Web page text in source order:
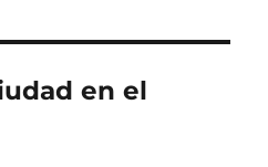
en el